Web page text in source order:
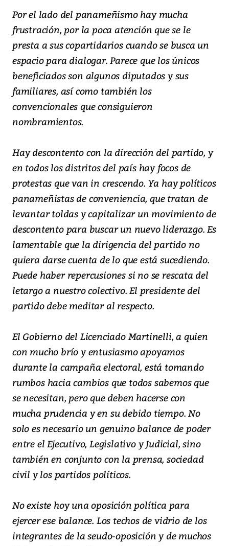
Por el lado del panameñismo hay mucha
frustración, por la poca atención que se le
presta a sus copartidarios cuando se busca un
espacio para dialogar. Parece que los únicos
beneficiados son algunos diputados y sus
familiares, así como también los
convencionales que consiguieron
nombramientos.
Hay descontento con la dirección del partido, y
en todos los distritos del país hay focos de
protestas que van in crescendo. Ya hay políticos
panameñistas de conveniencia, que tratan de
levantar toldas y capitalizar un movimiento de
descontento para buscar un nuevo liderazgo. Es
lamentable que la dirigencia del partido no
quiera darse cuenta de lo que está sucediendo.
Puede haber repercusiones si no se rescata del
letargo a nuestro colectivo. El presidente del
partido debe meditar al respecto.
El Gobierno del Licenciado Martinelli, a quien
con mucho brío y entusiasmo apoyamos
durante la campaña electoral, está tomando
rumbos hacia cambios que todos sabemos que
se necesitan, pero que deben hacerse con
mucha prudencia y en su debido tiempo. No
solo es necesario un genuino balance de poder
entre el Ejecutivo, Legislativo y Judicial, sino
también en conjunto con la prensa, sociedad
civil y los partidos políticos.
No existe hoy una oposición política para
ejercer ese balance. Los techos de vidrio de los
integrantes de la seudo-oposición y de muchos